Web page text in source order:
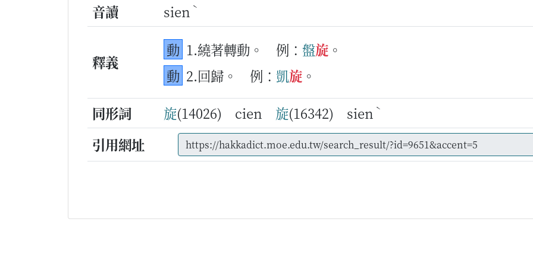
音讀 sien ˋ
釋義
動 1.繞著轉動。 例： 盤旋 。
動 2.回歸。 例： 凱旋 。
同形詞
旋(14026) cien 旋(16342) sien ˋ
引用網址